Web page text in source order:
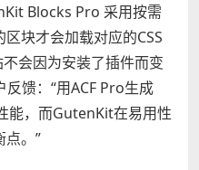
Blocks Pro 采用按需
块才会加载对应的CSS
会因为安装了插件而变
馈：“用ACF Pro生成
能，而GutenKit在易用性
点。”